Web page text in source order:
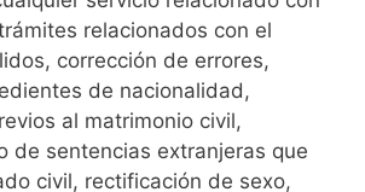
relacionados con el
corrección de errores,
de nacionalidad,
al matrimonio civil,
de sentencias extranjeras que
civil, rectificación de sexo,